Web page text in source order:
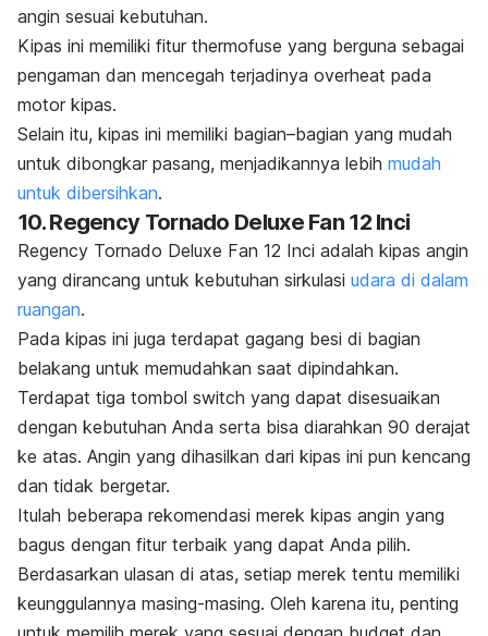
angin sesuai kebutuhan.
Kipas ini memiliki fitur thermofuse yang berguna sebagai
pengaman dan mencegah terjadinya overheat pada
motor kipas.
Selain itu, kipas ini memiliki bagian–bagian yang mudah
untuk dibongkar pasang, menjadikannya lebih mudah
untuk dibersihkan.
10. Regency Tornado Deluxe Fan 12 Inci
Regency Tornado Deluxe Fan 12 Inci adalah kipas angin
yang dirancang untuk kebutuhan sirkulasi udara di dalam
ruangan.
Pada kipas ini juga terdapat gagang besi di bagian
belakang untuk memudahkan saat dipindahkan.
Terdapat tiga tombol switch yang dapat disesuaikan
dengan kebutuhan Anda serta bisa diarahkan 90 derajat
ke atas. Angin yang dihasilkan dari kipas ini pun kencang
dan tidak bergetar.
Itulah beberapa rekomendasi merek kipas angin yang
bagus dengan fitur terbaik yang dapat Anda pilih.
Berdasarkan ulasan di atas, setiap merek tentu memiliki
keunggulannya masing-masing. Oleh karena itu, penting